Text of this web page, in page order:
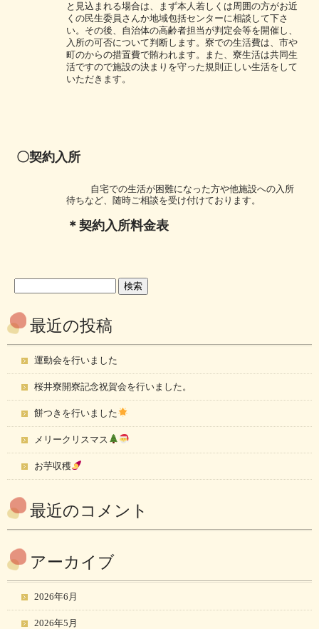
と見込まれる場合は、まず本人若しくは周囲の方がお近
くの民生委員さんか地域包括センターに相談して下さ
い。その後、自治体の高齢者担当が判定会等を開催し、
入所の可否について判断します。 寮での生活費は、市や
町のからの措置費で賄われます。また、寮生活は共同生
活ですので施設の決まりを守った規則正しい生活をして
いただきます。
〇契約入所
自宅での生活が困難になった方や他施設への入所
待ちなど、随時ご相談を受け付けております。
＊ 契約入所料金表
最近の投稿
運動会を行いました
桜井寮開寮記念祝賀会を行いました。
餅つきを行いました
メリークリスマス
お芋収穫
最近のコメント
アーカイブ
2026年6月
2026年5月